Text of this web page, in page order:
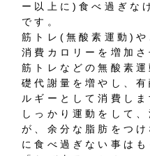
ー以上に)食べ過ぎな
です。
筋トレ(無酸素運動)や
消費カロリーを増加さ
筋トレなどの無酸素
礎代謝量を増やし、
ルギーとして消費しま
しっかり運動をして
が、余分な脂肪をつ
に食べ過ぎない事はも